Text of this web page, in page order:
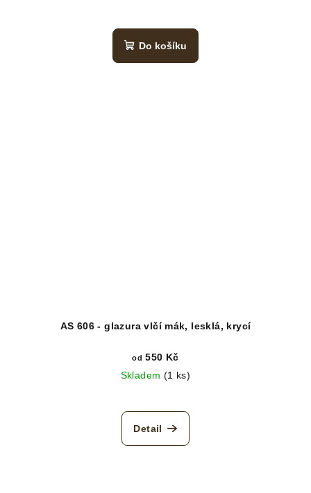
Do košíku
AS 606 - glazura vlčí mák, lesklá, krycí
od 550 Kč
Skladem (1 ks)
Detail